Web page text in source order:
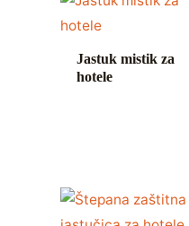
Jastuk mistik za
hotele